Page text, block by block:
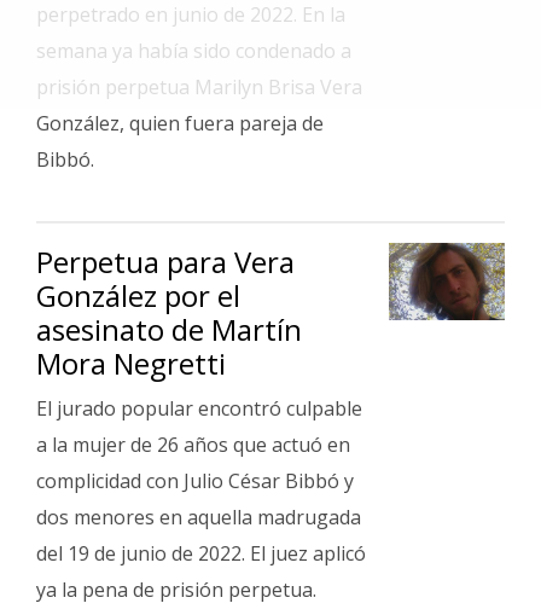
Familia
Clasificados
Fúnebres
perpetrado en junio de 2022. En la
semana ya había sido condenado a
prisión perpetua Marilyn Brisa Vera
González, quien fuera pareja de
Bibbó.
Perpetua para Vera
González por el
asesinato de Martín
Mora Negretti
El jurado popular encontró culpable
a la mujer de 26 años que actuó en
complicidad con Julio César Bibbó y
dos menores en aquella madrugada
del 19 de junio de 2022. El juez aplicó
ya la pena de prisión perpetua.